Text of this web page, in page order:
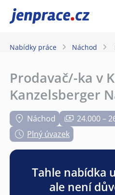
JenPráce.cz
Nabídky práce Náchod
Prodavač/-ka v
Kanzelsberger
Náchod
24.000 –
Plný úvazek
Tahle nabídka
ale není